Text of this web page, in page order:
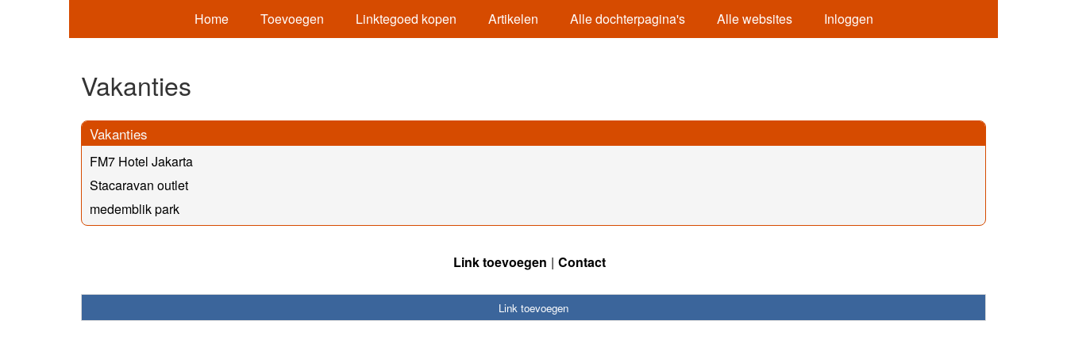
Home Toevoegen Linktegoed kopen Artikelen Alle dochterpagina's Alle websites Inloggen
Vakanties
Vakanties
FM7 Hotel Jakarta
Stacaravan outlet
medemblik park
Link toevoegen Contact
Link toevoegen